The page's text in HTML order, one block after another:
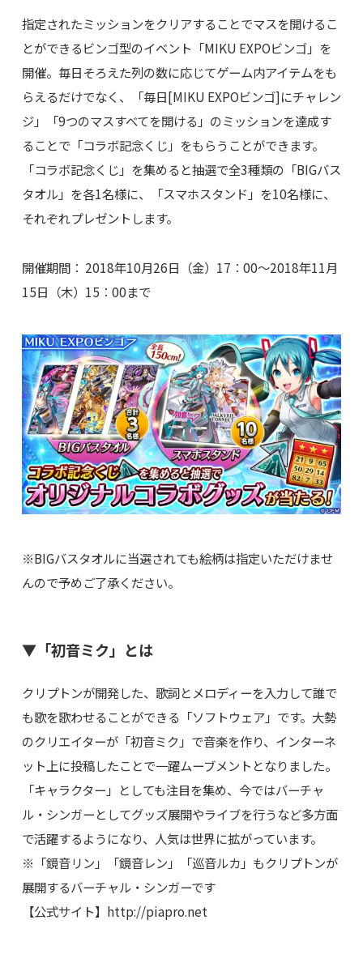
指定されたミッションをクリアすることでマスを開けるこ
とができるビンゴ型のイベント「MIKU EXPOビンゴ」を
開催。毎日そろえた列の数に応じてゲーム内アイテムをも
らえるだけでなく、「毎日[MIKU EXPOビンゴ]にチャレン
ジ」「9つのマスすべてを開ける」のミッションを達成す
ることで「コラボ記念くじ」をもらうことができます。
「コラボ記念くじ」を集めると抽選で全3種類の「BIGバス
タオル」を各1名様に、「スマホスタンド」を10名様に、
それぞれプレゼントします。
開催期間： 2018年10月26日（金）17：00～2018年11月
15日（木）15：00まで
※BIGバスタオルに当選されても絵柄は指定いただけませ
んので予めご了承ください。
▼「初音ミク」とは
クリプトンが開発した、歌詞とメロディーを入力して誰で
も歌を歌わせることができる「ソフトウェア」です。大勢
のクリエイターが「初音ミク」で音楽を作り、インターネ
ット上に投稿したことで一躍ムーブメントとなりました。
「キャラクター」としても注目を集め、今ではバーチャ
ル・シンガーとしてグッズ展開やライブを行うなど多方面
で活躍するようになり、人気は世界に拡がっています。
※「鏡音リン」「鏡音レン」「巡音ルカ」もクリプトンが
展開するバーチャル・シンガーです
【公式サイト】http://piapro.net